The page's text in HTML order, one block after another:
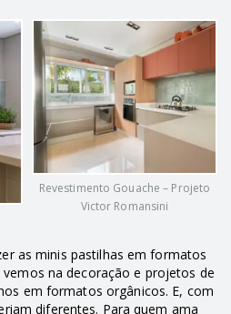
Revestimento Gouache – Projeto
Victor Romansini
as minis pastilhas em formatos
vemos na decoração e projetos de
em formatos orgânicos. E, com
diferentes. Para quem ama